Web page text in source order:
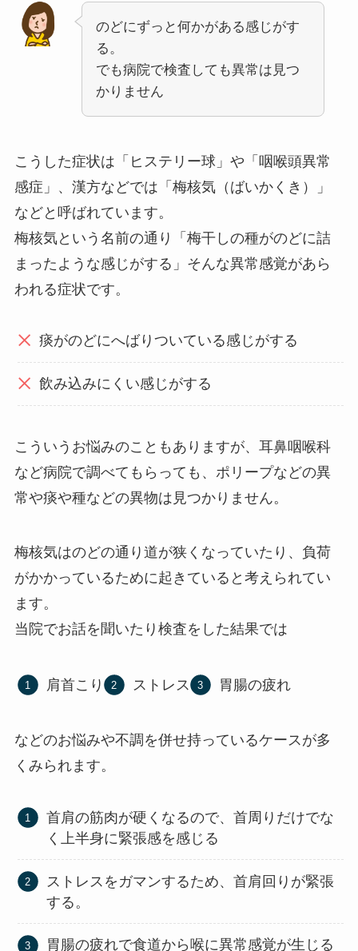
のどにずっと何かがある感じがす
る。
でも病院で検査しても異常は見つ
かりません
こうした症状は「ヒステリー球」や「咽喉頭異常
感症」、漢方などでは「梅核気（ばいかくき）」
などと呼ばれています。
梅核気という名前の通り「梅干しの種がのどに詰
まったような感じがする」そんな異常感覚があら
われる症状です。
痰がのどにへばりついている感じがする
飲み込みにくい感じがする
こういうお悩みのこともありますが、耳鼻咽喉科
など病院で調べてもらっても、ポリープなどの異
常や痰や種などの異物は見つかりません。
梅核気はのどの通り道が狭くなっていたり、負荷
がかかっているために起きていると考えられてい
ます。
当院でお話を聞いたり検査をした結果では
肩首こり ストレス 胃腸の疲れ
などのお悩みや不調を併せ持っているケースが多
くみられます。
首肩の筋肉が硬くなるので、首周りだけでな
く上半身に緊張感を感じる
ストレスをガマンするため、首肩回りが緊張
する。
胃腸の疲れで食道から喉に異常感覚が生じる